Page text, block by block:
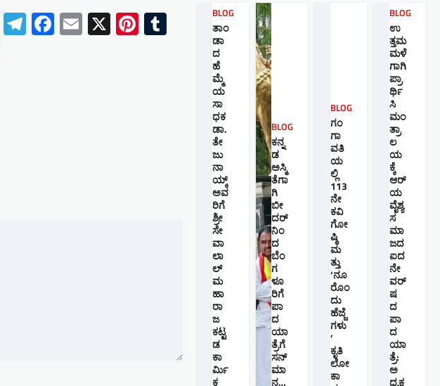
Telegram
Facebook
Email
X Pinterest
Tumblr
BLOG
ತಾಂ
ಡಾ
ದ
ಹೆ
ಮ್ಮೆ
ಯ
ಸಾ
ಧಕ
ಡಾ.
ತೇ
ಜು
ನಾ
ಯ್ಕ್
ಅವ
ರಿಗೆ
ಶ್ರೀ
ಸೇ
ವಾ
ಲಾ
ಲ್
ಮ
ಹಾ
ರಾ
ಜ
ಕಟ್ಟ
ಡ
ಕಾ
ರ್ಮಿ
ಕ
BLOG
ಕನ್ನ
ಡ
ಅಸ್ಮಿ
ತೆಗಾ
ಗಿ
ಬೀ
ದರ್
ನಿಂ
ದ
ಬೆಂ
ಗ
ಳೂ
ರಿಗೆ
ಪಾ
ದ
ಯಾ
ತ್ರೆಗೆ
ಸನ್
ಮಾ
ನ…
BLOG
ಗಂ
ಗಾ
ವತಿ
ಯ
ಲ್ಲಿ
113
ನೇ
ಕವಿ
ಗೋ
ಷ್ಠಿ
ಮ
ತ್ತು
‘ನೂ
ರೊಂ
ದು
ಹೆಜ್ಜೆ
ಗಳು
’
ಕೃತಿ
ಲೋ
ಕಾ
BLOG
ಉ
ತ್ತಮ
ಮಳೆ
ಗಾಗಿ
ಪ್ರಾ
ರ್ಥಿ
ಸಿ
ಮಂ
ತ್ರಾ
ಲ
ಯ
ಕ್ಕೆ
ಆರ್
ಯ
ವೈಶ್ಯ
ಸ
ಮಾ
ಜದ
ಐದ
ನೇ
ವರ್
ಷ
ದ
ಪಾ
ದ
ಯಾ
ತ್ರೆ:
ಅ
ಧ್ಯಕ್ಷ